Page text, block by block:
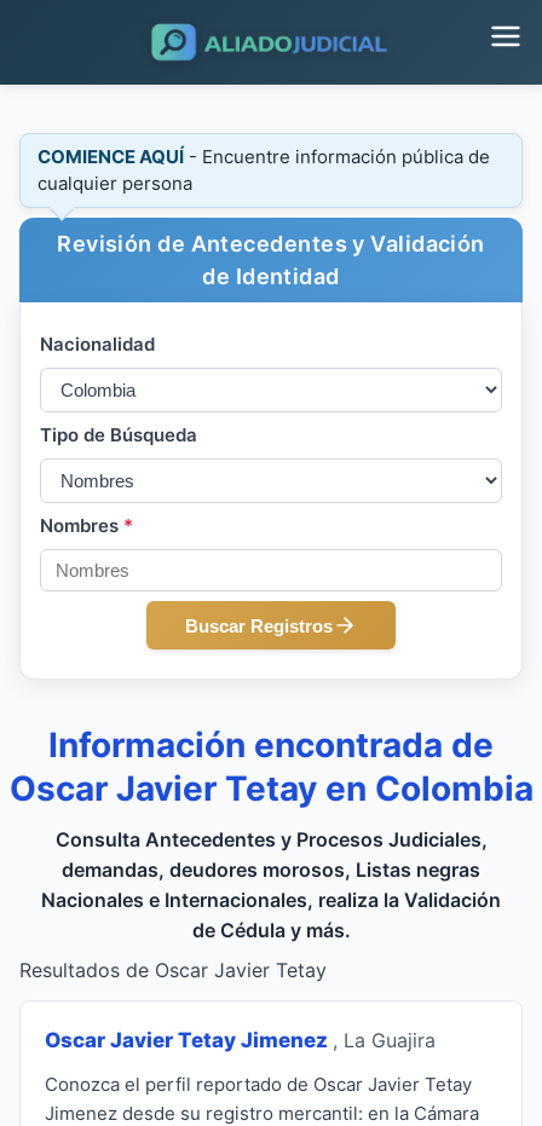
COMIENCE AQUÍ - Encuentre información pública de
cualquier persona
Revisión de Antecedentes y Validación
de Identidad
Nacionalidad
Tipo de Búsqueda
Nombres *
Buscar Registros
Información encontrada de
Oscar Javier Tetay en Colombia
Consulta Antecedentes y Procesos Judiciales,
demandas, deudores morosos, Listas negras
Nacionales e Internacionales, realiza la Validación
de Cédula y más.
Resultados de Oscar Javier Tetay
Oscar Javier Tetay Jimenez , La Guajira
Conozca el perfil reportado de Oscar Javier Tetay
Jimenez desde su registro mercantil: en la Cámara